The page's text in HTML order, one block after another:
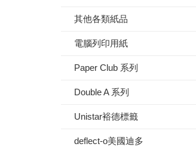
其他各類紙品
電腦列印用紙
Paper Club 系列
Double A 系列
Unistar裕德標籤
deflect-o美國迪多